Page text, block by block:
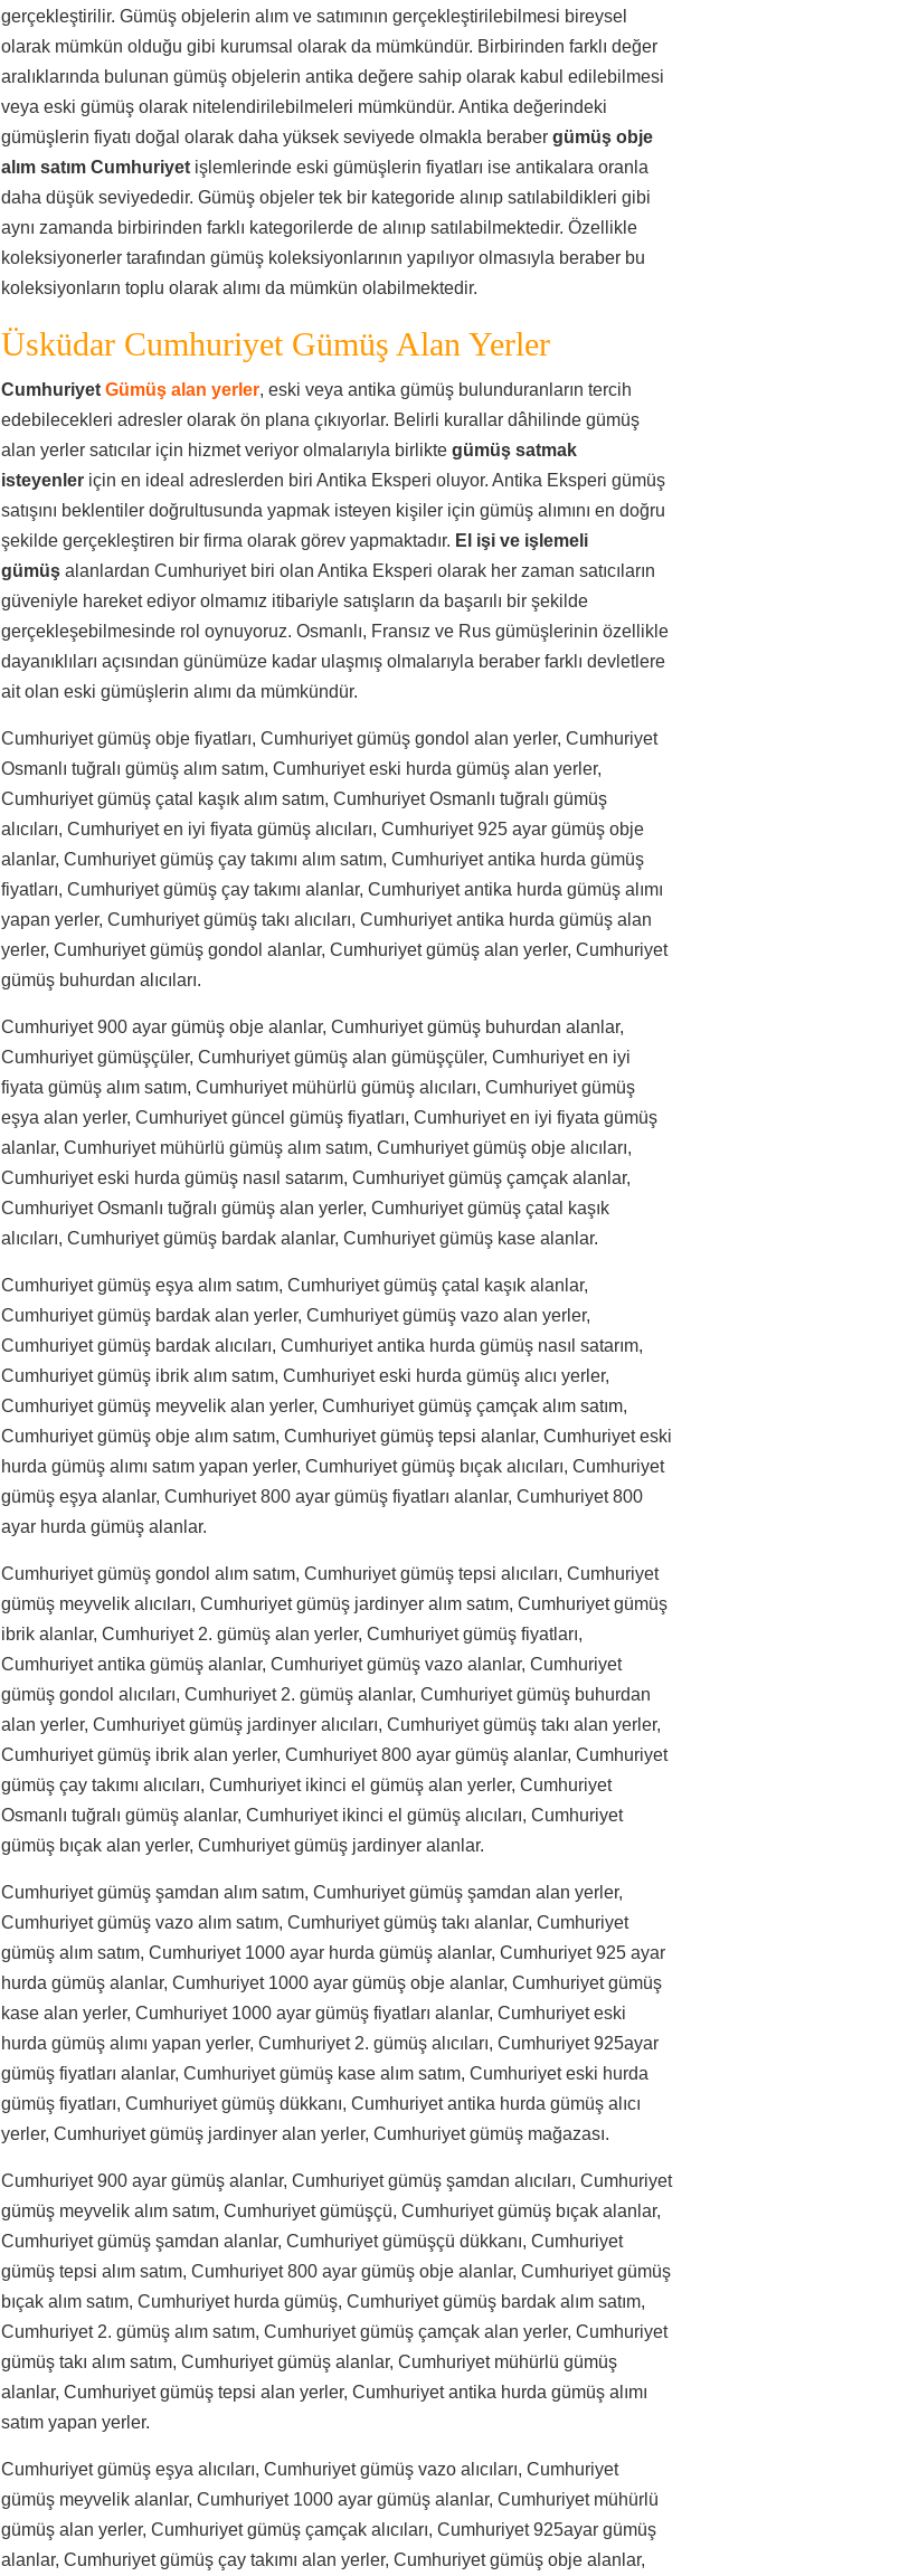
gerçekleştirilir. Gümüş objelerin alım ve satımının gerçekleştirilebilmesi bireysel
olarak mümkün olduğu gibi kurumsal olarak da mümkündür. Birbirinden farklı değer
aralıklarında bulunan gümüş objelerin antika değere sahip olarak kabul edilebilmesi
veya eski gümüş olarak nitelendirilebilmeleri mümkündür. Antika değerindeki
gümüşlerin fiyatı doğal olarak daha yüksek seviyede olmakla beraber gümüş obje
alım satım Cumhuriyet işlemlerinde eski gümüşlerin fiyatları ise antikalara oranla
daha düşük seviyededir. Gümüş objeler tek bir kategoride alınıp satılabildikleri gibi
aynı zamanda birbirinden farklı kategorilerde de alınıp satılabilmektedir. Özellikle
koleksiyonerler tarafından gümüş koleksiyonlarının yapılıyor olmasıyla beraber bu
koleksiyonların toplu olarak alımı da mümkün olabilmektedir.
Üsküdar Cumhuriyet Gümüş Alan Yerler
Cumhuriyet Gümüş alan yerler, eski veya antika gümüş bulunduranların tercih
edebilecekleri adresler olarak ön plana çıkıyorlar. Belirli kurallar dâhilinde gümüş
alan yerler satıcılar için hizmet veriyor olmalarıyla birlikte gümüş satmak
isteyenler için en ideal adreslerden biri Antika Eksperi oluyor. Antika Eksperi gümüş
satışını beklentiler doğrultusunda yapmak isteyen kişiler için gümüş alımını en doğru
şekilde gerçekleştiren bir firma olarak görev yapmaktadır. El işi ve işlemeli
gümüş alanlardan Cumhuriyet biri olan Antika Eksperi olarak her zaman satıcıların
güveniyle hareket ediyor olmamız itibariyle satışların da başarılı bir şekilde
gerçekleşebilmesinde rol oynuyoruz. Osmanlı, Fransız ve Rus gümüşlerinin özellikle
dayanıklıları açısından günümüze kadar ulaşmış olmalarıyla beraber farklı devletlere
ait olan eski gümüşlerin alımı da mümkündür.
Cumhuriyet gümüş obje fiyatları, Cumhuriyet gümüş gondol alan yerler, Cumhuriyet
Osmanlı tuğralı gümüş alım satım, Cumhuriyet eski hurda gümüş alan yerler,
Cumhuriyet gümüş çatal kaşık alım satım, Cumhuriyet Osmanlı tuğralı gümüş
alıcıları, Cumhuriyet en iyi fiyata gümüş alıcıları, Cumhuriyet 925 ayar gümüş obje
alanlar, Cumhuriyet gümüş çay takımı alım satım, Cumhuriyet antika hurda gümüş
fiyatları, Cumhuriyet gümüş çay takımı alanlar, Cumhuriyet antika hurda gümüş alımı
yapan yerler, Cumhuriyet gümüş takı alıcıları, Cumhuriyet antika hurda gümüş alan
yerler, Cumhuriyet gümüş gondol alanlar, Cumhuriyet gümüş alan yerler, Cumhuriyet
gümüş buhurdan alıcıları.
Cumhuriyet 900 ayar gümüş obje alanlar, Cumhuriyet gümüş buhurdan alanlar,
Cumhuriyet gümüşçüler, Cumhuriyet gümüş alan gümüşçüler, Cumhuriyet en iyi
fiyata gümüş alım satım, Cumhuriyet mühürlü gümüş alıcıları, Cumhuriyet gümüş
eşya alan yerler, Cumhuriyet güncel gümüş fiyatları, Cumhuriyet en iyi fiyata gümüş
alanlar, Cumhuriyet mühürlü gümüş alım satım, Cumhuriyet gümüş obje alıcıları,
Cumhuriyet eski hurda gümüş nasıl satarım, Cumhuriyet gümüş çamçak alanlar,
Cumhuriyet Osmanlı tuğralı gümüş alan yerler, Cumhuriyet gümüş çatal kaşık
alıcıları, Cumhuriyet gümüş bardak alanlar, Cumhuriyet gümüş kase alanlar.
Cumhuriyet gümüş eşya alım satım, Cumhuriyet gümüş çatal kaşık alanlar,
Cumhuriyet gümüş bardak alan yerler, Cumhuriyet gümüş vazo alan yerler,
Cumhuriyet gümüş bardak alıcıları, Cumhuriyet antika hurda gümüş nasıl satarım,
Cumhuriyet gümüş ibrik alım satım, Cumhuriyet eski hurda gümüş alıcı yerler,
Cumhuriyet gümüş meyvelik alan yerler, Cumhuriyet gümüş çamçak alım satım,
Cumhuriyet gümüş obje alım satım, Cumhuriyet gümüş tepsi alanlar, Cumhuriyet eski
hurda gümüş alımı satım yapan yerler, Cumhuriyet gümüş bıçak alıcıları, Cumhuriyet
gümüş eşya alanlar, Cumhuriyet 800 ayar gümüş fiyatları alanlar, Cumhuriyet 800
ayar hurda gümüş alanlar.
Cumhuriyet gümüş gondol alım satım, Cumhuriyet gümüş tepsi alıcıları, Cumhuriyet
gümüş meyvelik alıcıları, Cumhuriyet gümüş jardinyer alım satım, Cumhuriyet gümüş
ibrik alanlar, Cumhuriyet 2. gümüş alan yerler, Cumhuriyet gümüş fiyatları,
Cumhuriyet antika gümüş alanlar, Cumhuriyet gümüş vazo alanlar, Cumhuriyet
gümüş gondol alıcıları, Cumhuriyet 2. gümüş alanlar, Cumhuriyet gümüş buhurdan
alan yerler, Cumhuriyet gümüş jardinyer alıcıları, Cumhuriyet gümüş takı alan yerler,
Cumhuriyet gümüş ibrik alan yerler, Cumhuriyet 800 ayar gümüş alanlar, Cumhuriyet
gümüş çay takımı alıcıları, Cumhuriyet ikinci el gümüş alan yerler, Cumhuriyet
Osmanlı tuğralı gümüş alanlar, Cumhuriyet ikinci el gümüş alıcıları, Cumhuriyet
gümüş bıçak alan yerler, Cumhuriyet gümüş jardinyer alanlar.
Cumhuriyet gümüş şamdan alım satım, Cumhuriyet gümüş şamdan alan yerler,
Cumhuriyet gümüş vazo alım satım, Cumhuriyet gümüş takı alanlar, Cumhuriyet
gümüş alım satım, Cumhuriyet 1000 ayar hurda gümüş alanlar, Cumhuriyet 925 ayar
hurda gümüş alanlar, Cumhuriyet 1000 ayar gümüş obje alanlar, Cumhuriyet gümüş
kase alan yerler, Cumhuriyet 1000 ayar gümüş fiyatları alanlar, Cumhuriyet eski
hurda gümüş alımı yapan yerler, Cumhuriyet 2. gümüş alıcıları, Cumhuriyet 925ayar
gümüş fiyatları alanlar, Cumhuriyet gümüş kase alım satım, Cumhuriyet eski hurda
gümüş fiyatları, Cumhuriyet gümüş dükkanı, Cumhuriyet antika hurda gümüş alıcı
yerler, Cumhuriyet gümüş jardinyer alan yerler, Cumhuriyet gümüş mağazası.
Cumhuriyet 900 ayar gümüş alanlar, Cumhuriyet gümüş şamdan alıcıları, Cumhuriyet
gümüş meyvelik alım satım, Cumhuriyet gümüşçü, Cumhuriyet gümüş bıçak alanlar,
Cumhuriyet gümüş şamdan alanlar, Cumhuriyet gümüşçü dükkanı, Cumhuriyet
gümüş tepsi alım satım, Cumhuriyet 800 ayar gümüş obje alanlar, Cumhuriyet gümüş
bıçak alım satım, Cumhuriyet hurda gümüş, Cumhuriyet gümüş bardak alım satım,
Cumhuriyet 2. gümüş alım satım, Cumhuriyet gümüş çamçak alan yerler, Cumhuriyet
gümüş takı alım satım, Cumhuriyet gümüş alanlar, Cumhuriyet mühürlü gümüş
alanlar, Cumhuriyet gümüş tepsi alan yerler, Cumhuriyet antika hurda gümüş alımı
satım yapan yerler.
Cumhuriyet gümüş eşya alıcıları, Cumhuriyet gümüş vazo alıcıları, Cumhuriyet
gümüş meyvelik alanlar, Cumhuriyet 1000 ayar gümüş alanlar, Cumhuriyet mühürlü
gümüş alan yerler, Cumhuriyet gümüş çamçak alıcıları, Cumhuriyet 925ayar gümüş
alanlar, Cumhuriyet gümüş çay takımı alan yerler, Cumhuriyet gümüş obje alanlar,